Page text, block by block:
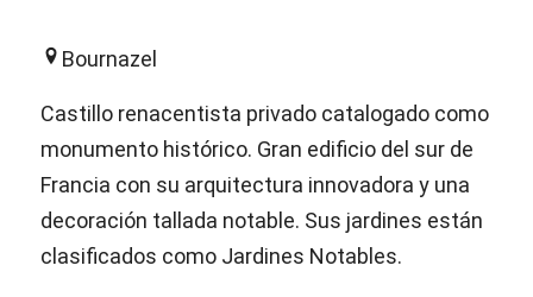
Bournazel
Castillo renacentista privado catalogado como
monumento histórico. Gran edificio del sur de
Francia con su arquitectura innovadora y una
decoración tallada notable. Sus jardines están
clasificados como Jardines Notables.